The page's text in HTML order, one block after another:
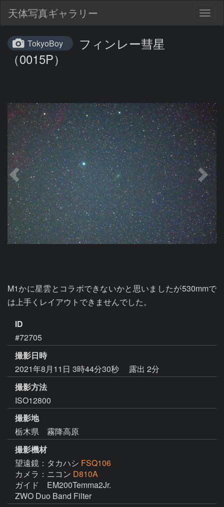
天体写真ギャラリー
TokyoBoy
フィンレー彗星
（0015P）
M1かに星雲とコラボできないかと思いましたが530mmで
は上手くレイアウトできませんでした。
ID
#72705
撮影日時
2021年8月11日 3時44分30秒
露出 2分
撮影方法
ISO12800
撮影地
栃木県 霧降高原
撮影機材
望遠鏡：タカハシ FSQ106
カメラ：ニコン D810A
ガイド　EM200Temma2Jr.
ZWO Duo Band Filter